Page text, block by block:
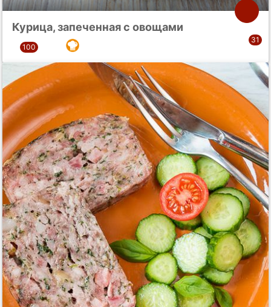
Курица, запеченная с овощами